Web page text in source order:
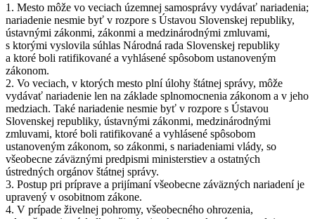
1. Mesto môže vo veciach územnej samosprávy vydávať nariadenia;
nariadenie nesmie byť v rozpore s Ústavou Slovenskej republiky,
ústavnými zákonmi, zákonmi a medzinárodnými zmluvami,
s ktorými vyslovila súhlas Národná rada Slovenskej republiky
a ktoré boli ratifikované a vyhlásené spôsobom ustanoveným
zákonom.
2. Vo veciach, v ktorých mesto plní úlohy štátnej správy, môže
vydávať nariadenie len na základe splnomocnenia zákonom a v jeho
medziach. Také nariadenie nesmie byť v rozpore s Ústavou
Slovenskej republiky, ústavnými zákonmi, medzinárodnými
zmluvami, ktoré boli ratifikované a vyhlásené spôsobom
ustanoveným zákonom, so zákonmi, s nariadeniami vlády, so
všeobecne záväznými predpismi ministerstiev a ostatných
ústredných orgánov štátnej správy.
3. Postup pri príprave a prijímaní všeobecne záväzných nariadení je
upravený v osobitnom zákone.
4. V prípade živelnej pohromy, všeobecného ohrozenia,